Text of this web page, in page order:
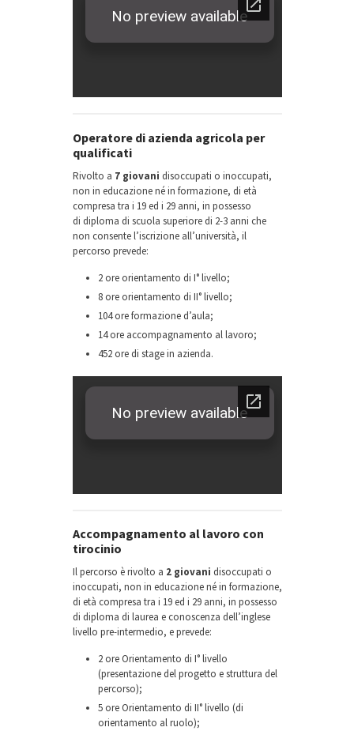
Operatore di azienda agricola per
qualificati
Rivolto a 7 giovani disoccupati o inoccupati,
non in educazione né in formazione, di età
compresa tra i 19 ed i 29 anni, in possesso
di diploma di scuola superiore di 2-3 anni che
non consente l’iscrizione all’università, il
percorso prevede:
2 ore orientamento di I° livello;
8 ore orientamento di II° livello;
104 ore formazione d’aula;
14 ore accompagnamento al lavoro;
452 ore di stage in azienda.
Accompagnamento al lavoro con
tirocinio
Il percorso è rivolto a 2 giovani disoccupati o
inoccupati, non in educazione né in formazione,
di età compresa tra i 19 ed i 29 anni, in possesso
di diploma di laurea e conoscenza dell’inglese
livello pre-intermedio, e prevede:
2 ore Orientamento di I° livello
(presentazione del progetto e struttura del
percorso);
5 ore Orientamento di II° livello (di
orientamento al ruolo);